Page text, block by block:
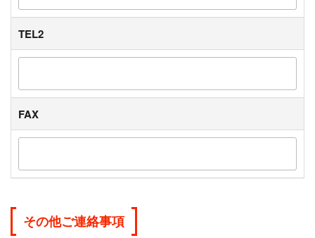
TEL2
FAX
その他ご連絡事項